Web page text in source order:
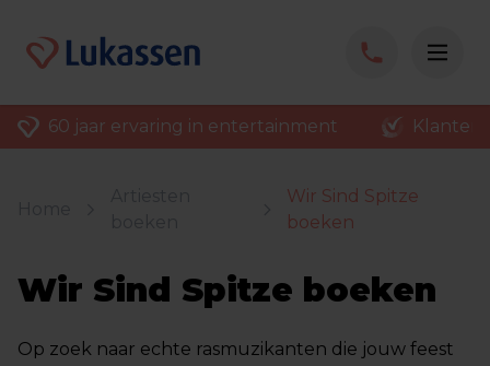
60 jaar ervaring in entertainment
Wir Sind Spitze
boeken
Wir Sind Spitze boeken
Op zoek naar echte rasmuzikanten die jouw feest